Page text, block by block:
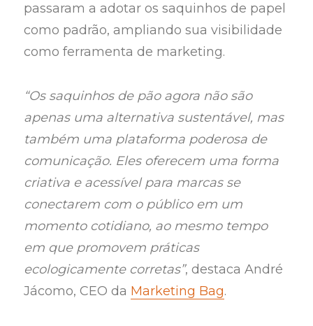
passaram a adotar os saquinhos de papel
como padrão, ampliando sua visibilidade
como ferramenta de marketing.
“Os saquinhos de pão agora não são
apenas uma alternativa sustentável, mas
também uma plataforma poderosa de
comunicação. Eles oferecem uma forma
criativa e acessível para marcas se
conectarem com o público em um
momento cotidiano, ao mesmo tempo
em que promovem práticas
ecologicamente corretas”, destaca André
Jácomo, CEO da Marketing Bag.